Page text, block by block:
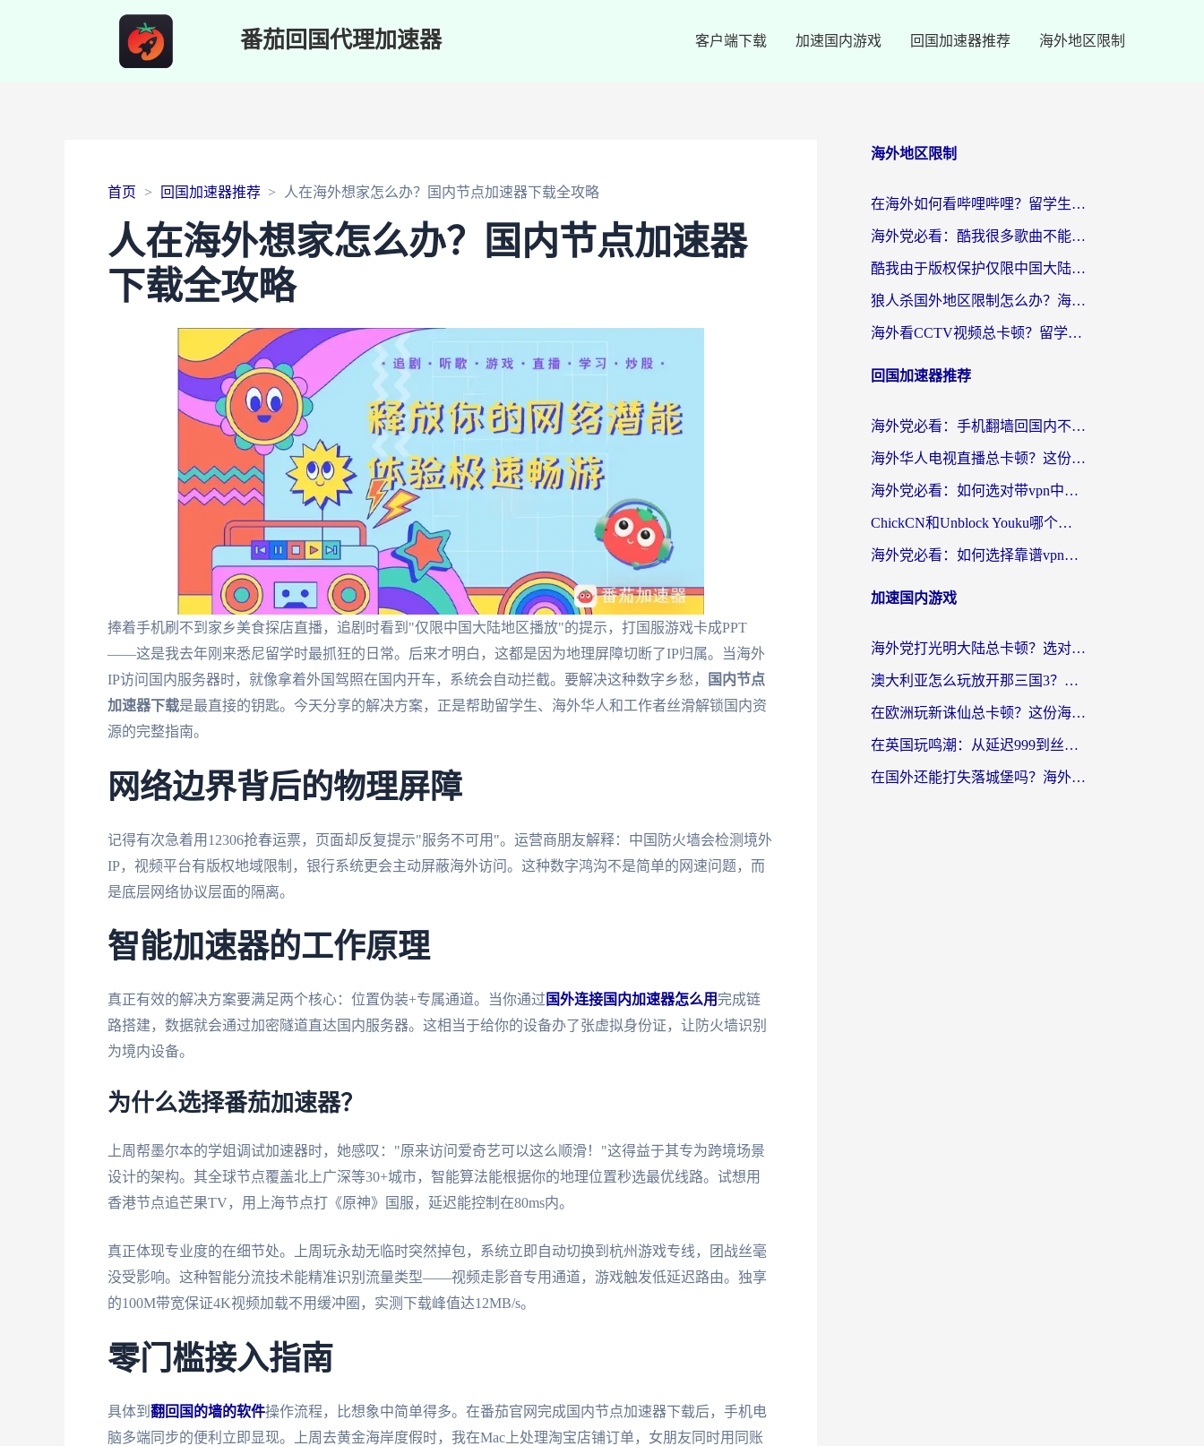
番茄回国代理加速器 客户端下载 加速国内游戏 回国加速器推荐 海外地区限制
首页 回国加速器推荐 人在海外想家怎么办？国内节点加速器下载全攻略
人在海外想家怎么办？国内节点加速器
下载全攻略
捧着手机刷不到家乡美食探店直播，追剧时看到"仅限中国大陆地区播放"的提示，打国服游戏卡成PPT
——这是我去年刚来悉尼留学时最抓狂的日常。后来才明白，这都是因为地理屏障切断了IP归属。当海外
IP访问国内服务器时，就像拿着外国驾照在国内开车，系统会自动拦截。要解决这种数字乡愁，
国内节点
加速器下载是最直接的钥匙。今天分享的解决方案，正是帮助留学生、海外华人和工作者丝滑解锁国内资
源的完整指南。
网络边界背后的物理屏障
记得有次急着用12306抢春运票，页面却反复提示"服务不可用"。运营商朋友解释：中国防火墙会检测境外
IP，视频平台有版权地域限制，银行系统更会主动屏蔽海外访问。这种数字鸿沟不是简单的网速问题，而
是底层网络协议层面的隔离。
智能加速器的工作原理
真正有效的解决方案要满足两个核心：位置伪装+专属通道。当你通过 国外连接国内加速器怎么用 完成链
路搭建，数据就会通过加密隧道直达国内服务器。这相当于给你的设备办了张虚拟身份证，让防火墙识别
为境内设备。
为什么选择番茄加速器？
上周帮墨尔本的学姐调试加速器时，她感叹："原来访问爱奇艺可以这么顺滑！"这得益于其专为跨境场景
设计的架构。其全球节点覆盖北上广深等30+城市，智能算法能根据你的地理位置秒选最优线路。试想用
香港节点追芒果TV，用上海节点打《原神》国服，延迟能控制在80ms内。
真正体现专业度的在细节处。上周玩永劫无临时突然掉包，系统立即自动切换到杭州游戏专线，团战丝毫
没受影响。这种智能分流技术能精准识别流量类型——视频走影音专用通道，游戏触发低延迟路由。独享
的100M带宽保证4K视频加载不用缓冲圈，实测下载峰值达12MB/s。
零门槛接入指南
具体到 翻回国的墙的软件操作流程，比想象中简单得多。在番茄官网完成国内节点加速器下载后，手机电
脑多端同步的便利立即显现。上周去黄金海岸度假时，我在Mac上处理淘宝店铺订单，女朋友同时用同账
海外地区限制
在海外如何看哔哩哔哩？留学生亲测有效的回国加速指南
海外党必看：酷我很多歌曲不能听？一招解决优酷版权限制+B站地域问题！
酷我由于版权保护仅限中国大陆怎么办？海外党亲测有效的解锁指南
狼人杀国外地区限制怎么办？海外党亲测有效的全场景回国加速指南
海外看CCTV视频总卡顿？留学生亲测有效的回国加速器选择指南
回国加速器推荐
海外党必看：手机翻墙回国内不再难，一篇搞定无缝访问国内资源指南
海外华人电视直播总卡顿？这份回国加速器选择指南帮你无缝看国内资源
海外党必看：如何选对带vpn中国节点的加速器？无缝访问国内资源全攻略
ChickCN和Unblock Youku哪个好？海外党亲测4款热门回国加速器，附避坑指南
海外党必看：如何选择靠谱vpn加速器官网？轻松解决国内APP地区限制
加速国内游戏
海外党打光明大陆总卡顿？选对加速器才是关键！（附亲测好用的推荐）
澳大利亚怎么玩放开那三国3？海外党亲测有效的国服游戏加速指南
在欧洲玩新诛仙总卡顿？这份海外党专属加速器指南帮你解决延迟难题
在英国玩鸣潮：从延迟999到丝滑操作，我是怎么做到的？
在国外还能打失落城堡吗？海外玩家国服游戏加速终极指南（附北美玩online加速器下载技巧）